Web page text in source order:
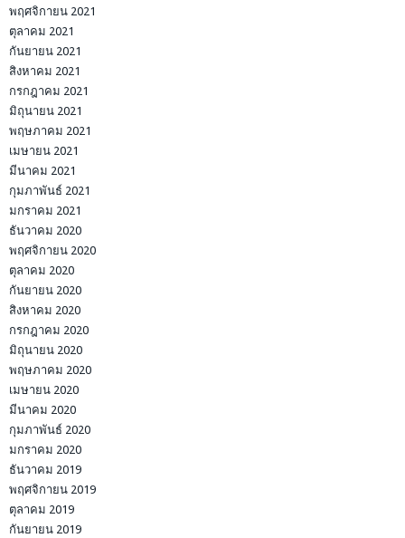
พฤศจิกายน 2021
ตุลาคม 2021
กันยายน 2021
สิงหาคม 2021
กรกฎาคม 2021
มิถุนายน 2021
พฤษภาคม 2021
เมษายน 2021
มีนาคม 2021
กุมภาพันธ์ 2021
มกราคม 2021
ธันวาคม 2020
พฤศจิกายน 2020
ตุลาคม 2020
กันยายน 2020
สิงหาคม 2020
กรกฎาคม 2020
มิถุนายน 2020
พฤษภาคม 2020
เมษายน 2020
มีนาคม 2020
กุมภาพันธ์ 2020
มกราคม 2020
ธันวาคม 2019
พฤศจิกายน 2019
ตุลาคม 2019
กันยายน 2019